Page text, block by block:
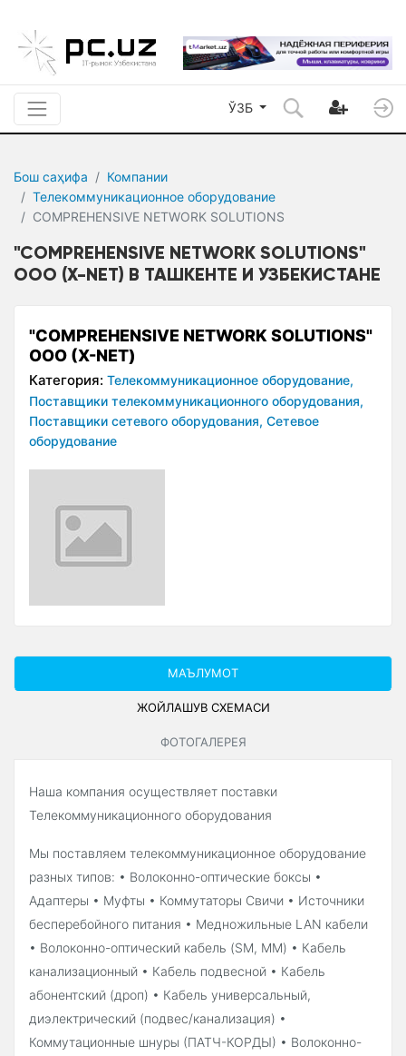
ЎЗБ
Бош саҳифа
Компании
Телекоммуникационное оборудование
COMPREHENSIVE NETWORK SOLUTIONS
"COMPREHENSIVE NETWORK SOLUTIONS"
ООО (X-NET) В ТАШКЕНТЕ И УЗБЕКИСТАНЕ
"COMPREHENSIVE NETWORK SOLUTIONS"
ООО (X-NET)
Категория: Телекоммуникационное оборудование,
Поставщики телекоммуникационного оборудования,
Поставщики сетевого оборудования, Сетевое
оборудование
МАЪЛУМОТ
ЖОЙЛАШУВ СXЕМАСИ
ФОТОГАЛЕРЕЯ
Наша компания осуществляет поставки
Телекоммуникационного оборудования
Мы поставляем телекоммуникационное оборудование
разных типов: • Волоконно-оптические боксы •
Адаптеры • Муфты • Коммутаторы Свичи • Источники
бесперебойного питания • Медножильные LAN кабели
• Волоконно-оптический кабель (SM, MM) • Кабель
канализационный • Кабель подвесной • Кабель
абонентский (дроп) • Кабель универсальный,
диэлектрический (подвес/канализация) •
Коммутационные шнуры (ПАТЧ-КОРДЫ) • Волоконно-